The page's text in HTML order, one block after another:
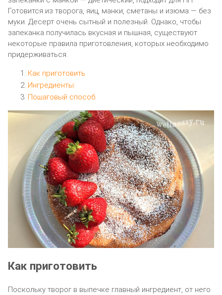
Готовится из творога, яиц, манки, сметаны и изюма — без
муки. Десерт очень сытный и полезный. Однако, чтобы
запеканка получилась вкусная и пышная, существуют
некоторые правила приготовления, которых необходимо
придерживаться.
Как приготовить
Ингредиенты:
Пошаговый способ:
Как приготовить
Поскольку творог в выпечке главный ингредиент, от него